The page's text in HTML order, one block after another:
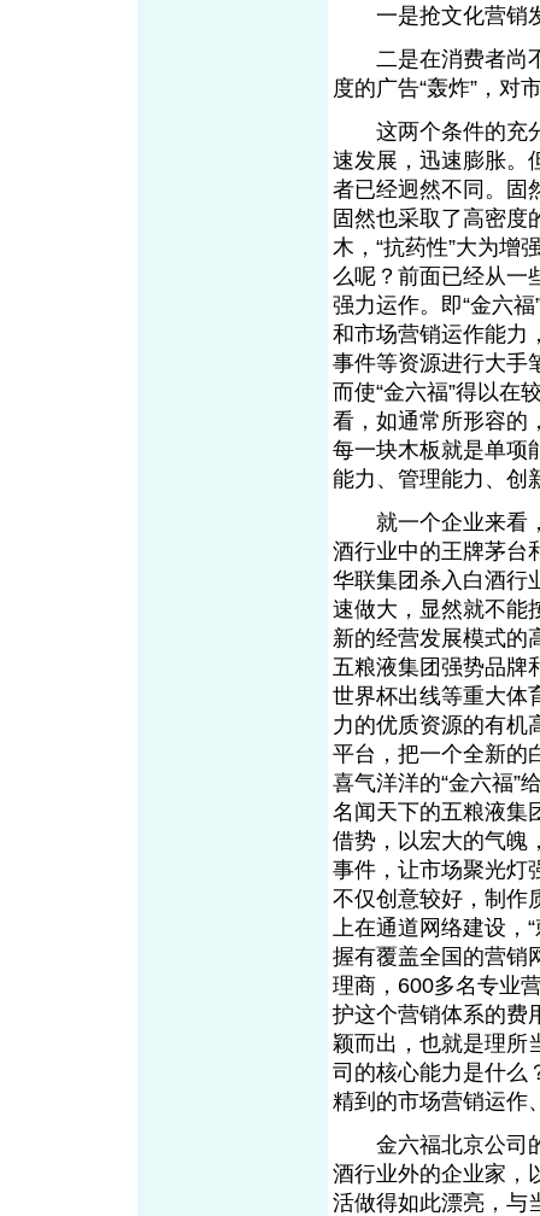
一是抢文化营销发
二是在消费者尚不
度的广告“轰炸”，对
这两个条件的充分
速发展，迅速膨胀。
者已经迥然不同。固
固然也采取了高密度
木，“抗药性”大为增
么呢？前面已经从一
强力运作。即“金六
和市场营销运作能力
事件等资源进行大手
而使“金六福”得以在
看，如通常所形容的
每一块木板就是单项
能力、管理能力、创
就一个企业来看，
酒行业中的王牌茅台
华联集团杀入白酒行
速做大，显然就不能
新的经营发展模式的
五粮液集团强势品牌
世界杯出线等重大体
力的优质资源的有机
平台，把一个全新的
喜气洋洋的“金六福”
名闻天下的五粮液集
借势，以宏大的气魄
事件，让市场聚光灯
不仅创意较好，制作
上在通道网络建设，
握有覆盖全国的营销
理商，600多名专业
护这个营销体系的费
颖而出，也就是理所
司的核心能力是什么
精到的市场营销运作
金六福北京公司的
酒行业外的企业家，
活做得如此漂亮，与